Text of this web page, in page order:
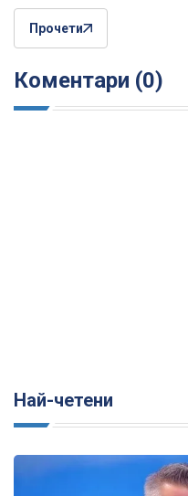
Прочети
Коментари (0)
Най-четени